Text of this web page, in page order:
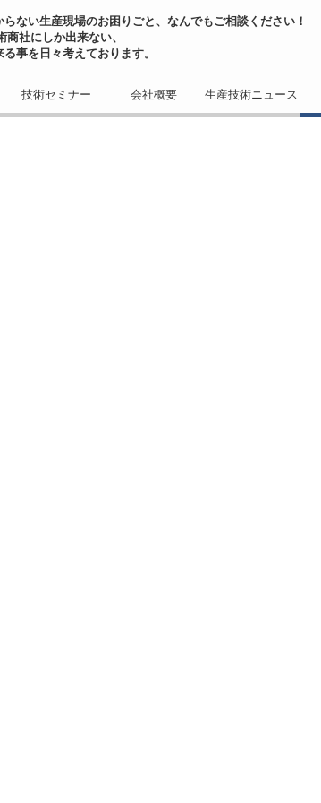
ない生産現場のお困りごと、なんでもご相談ください！
社にしか出来ない、
事を日々考えております。
技術セミナー 会社概要 生産技術ニュース